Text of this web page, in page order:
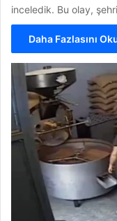
inceledik. Bu olay,
Daha Fazlasını